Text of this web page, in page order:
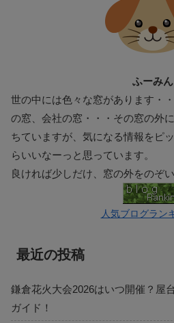
ふーみん
世の中には色々な窓があります・
の窓、会社の窓・・・その窓の外
ちていますが、気になる情報をピ
らいいなーっと思っています。
良ければ少しだけ、窓の外をのぞ
人気ブログラン
最近の投稿
鎌倉花火大会2026はいつ開催？屋
ガイド！